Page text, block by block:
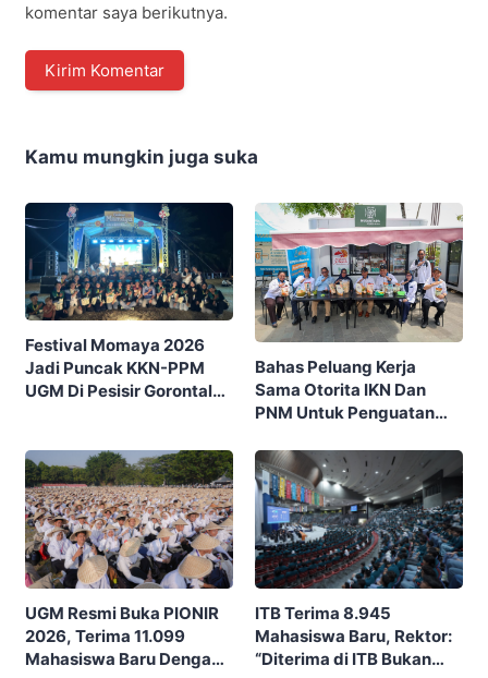
komentar saya berikutnya.
Kamu mungkin juga suka
Festival Momaya 2026
Jadi Puncak KKN-PPM
UGM Di Pesisir Gorontalo,
Bahas Peluang Kerja
Sama Otorita IKN Dan
PNM Untuk Penguatan
Nusantara
UGM Resmi Buka PIONIR
2026, Terima 11.099
Mahasiswa Baru Dengan
ITB Terima 8.945
Mahasiswa Baru, Rektor:
“Diterima di ITB Bukan